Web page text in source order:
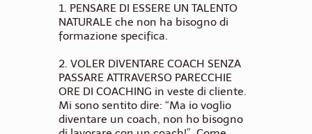
1. PENSARE DI ESSERE UN TALENTO
NATURALE che non ha bisogno di
formazione specifica.
2. VOLER DIVENTARE COACH SENZA
PASSARE ATTRAVERSO PARECCHIE
ORE DI COACHING in veste di cliente.
Mi sono sentito dire: “Ma io voglio
diventare un coach, non ho bisogno